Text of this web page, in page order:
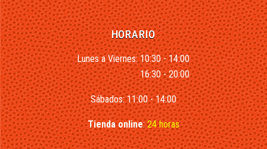
HORARIO
Lunes a Viernes: 10:30 - 14:00
16:30 - 20:00
Sábados: 11:00 - 14:00
Tienda online:24 horas